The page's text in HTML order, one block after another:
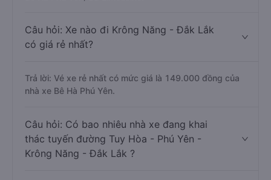
Câu hỏi: Xe nào đi Krông Năng - Đắk Lắk
có giá rẻ nhất?
Trả lời: Vé xe rẻ nhất có mức giá là 149.000 đồng của
nhà xe Bê Hà Phú Yên.
Câu hỏi: Có bao nhiêu nhà xe đang khai
thác tuyến đường Tuy Hòa - Phú Yên -
Krông Năng - Đắk Lắk ?